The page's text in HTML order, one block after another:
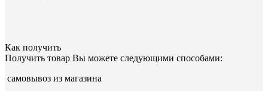
Как получить
Получить товар Вы можете следующими способами:
самовывоз из магазина